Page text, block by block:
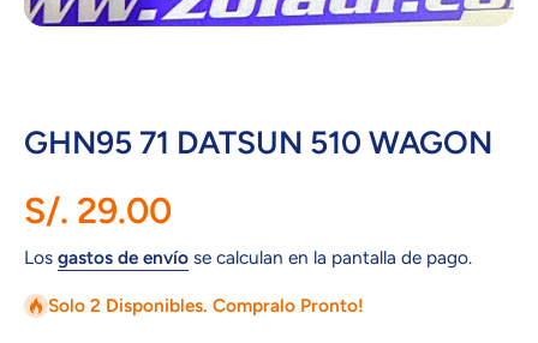
GHN95 71 DATSUN 510 WAGON
S/. 29.00
Los gastos de envío se calculan en la pantalla de pago.
Solo 2 Disponibles. Compralo Pronto!